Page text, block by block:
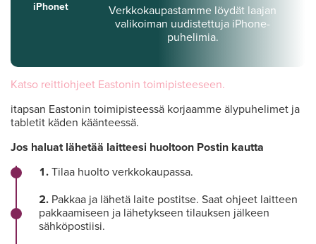
iPhonet
Verkkokaupastamme löydät laajan
valikoiman uudistettuja iPhone-
puhelimia.
Katso reittiohjeet Eastonin toimipisteeseen.
itapsan Eastonin toimipisteessä korjaamme älypuhelimet ja
tabletit käden käänteessä.
Jos haluat lähetää laitteesi huoltoon Postin kautta
Tilaa huolto verkkokaupassa.
Pakkaa ja lähetä laite postitse. Saat ohjeet laitteen
pakkaamiseen ja lähetykseen tilauksen jälkeen
sähköpostiisi.